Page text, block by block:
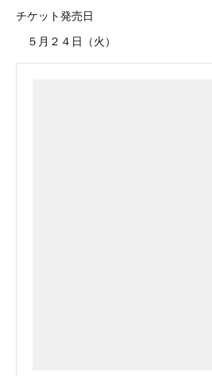
チケット発売日
５月２４日（火）